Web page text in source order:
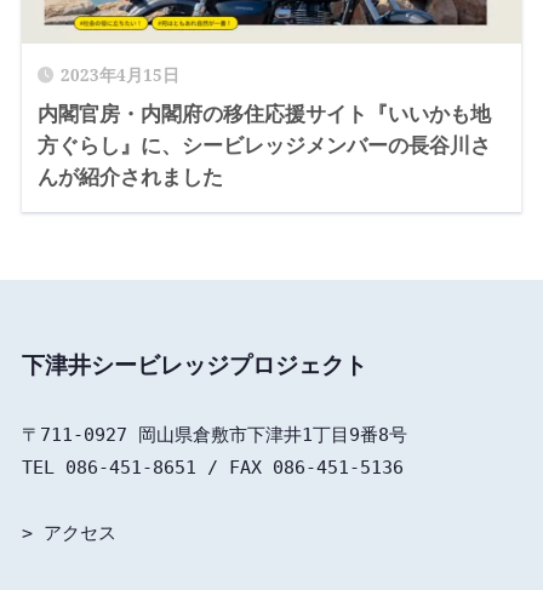
2023年4月15日
内閣官房・内閣府の移住応援サイト『いいかも地
方ぐらし』に、シービレッジメンバーの長谷川さ
んが紹介されました
下津井シービレッジプロジェクト
〒711-0927 岡山県倉敷市下津井1丁目9番8号
TEL 086-451-8651 / FAX 086-451-5136
> アクセス